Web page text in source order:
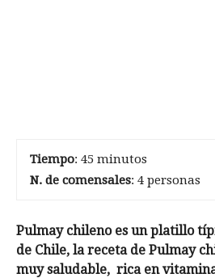
Tiempo: 45 minutos
N. de comensales: 4 personas
Pulmay chileno es un platillo
de Chile, la receta de Pulmay
muy saludable, rica en